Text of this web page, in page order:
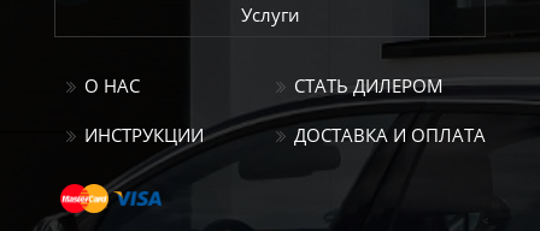
Услуги
О НАС СТАТЬ ДИЛЕРОМ
ИНСТРУКЦИИ ДОСТАВКА И ОПЛАТА